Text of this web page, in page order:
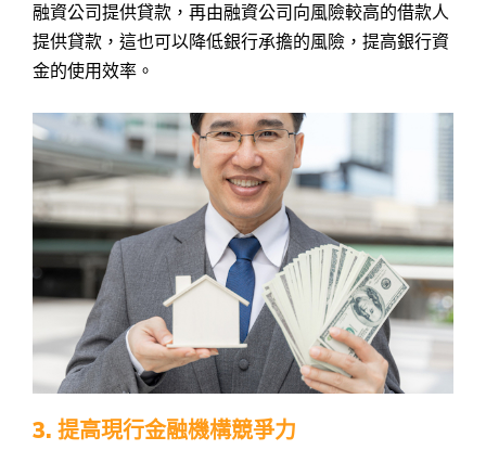
融資公司提供貸款，再由融資公司向風險較高的借款人
提供貸款，這也可以降低銀行承擔的風險，提高銀行資
金的使用效率。
3. 提高現行金融機構競爭力